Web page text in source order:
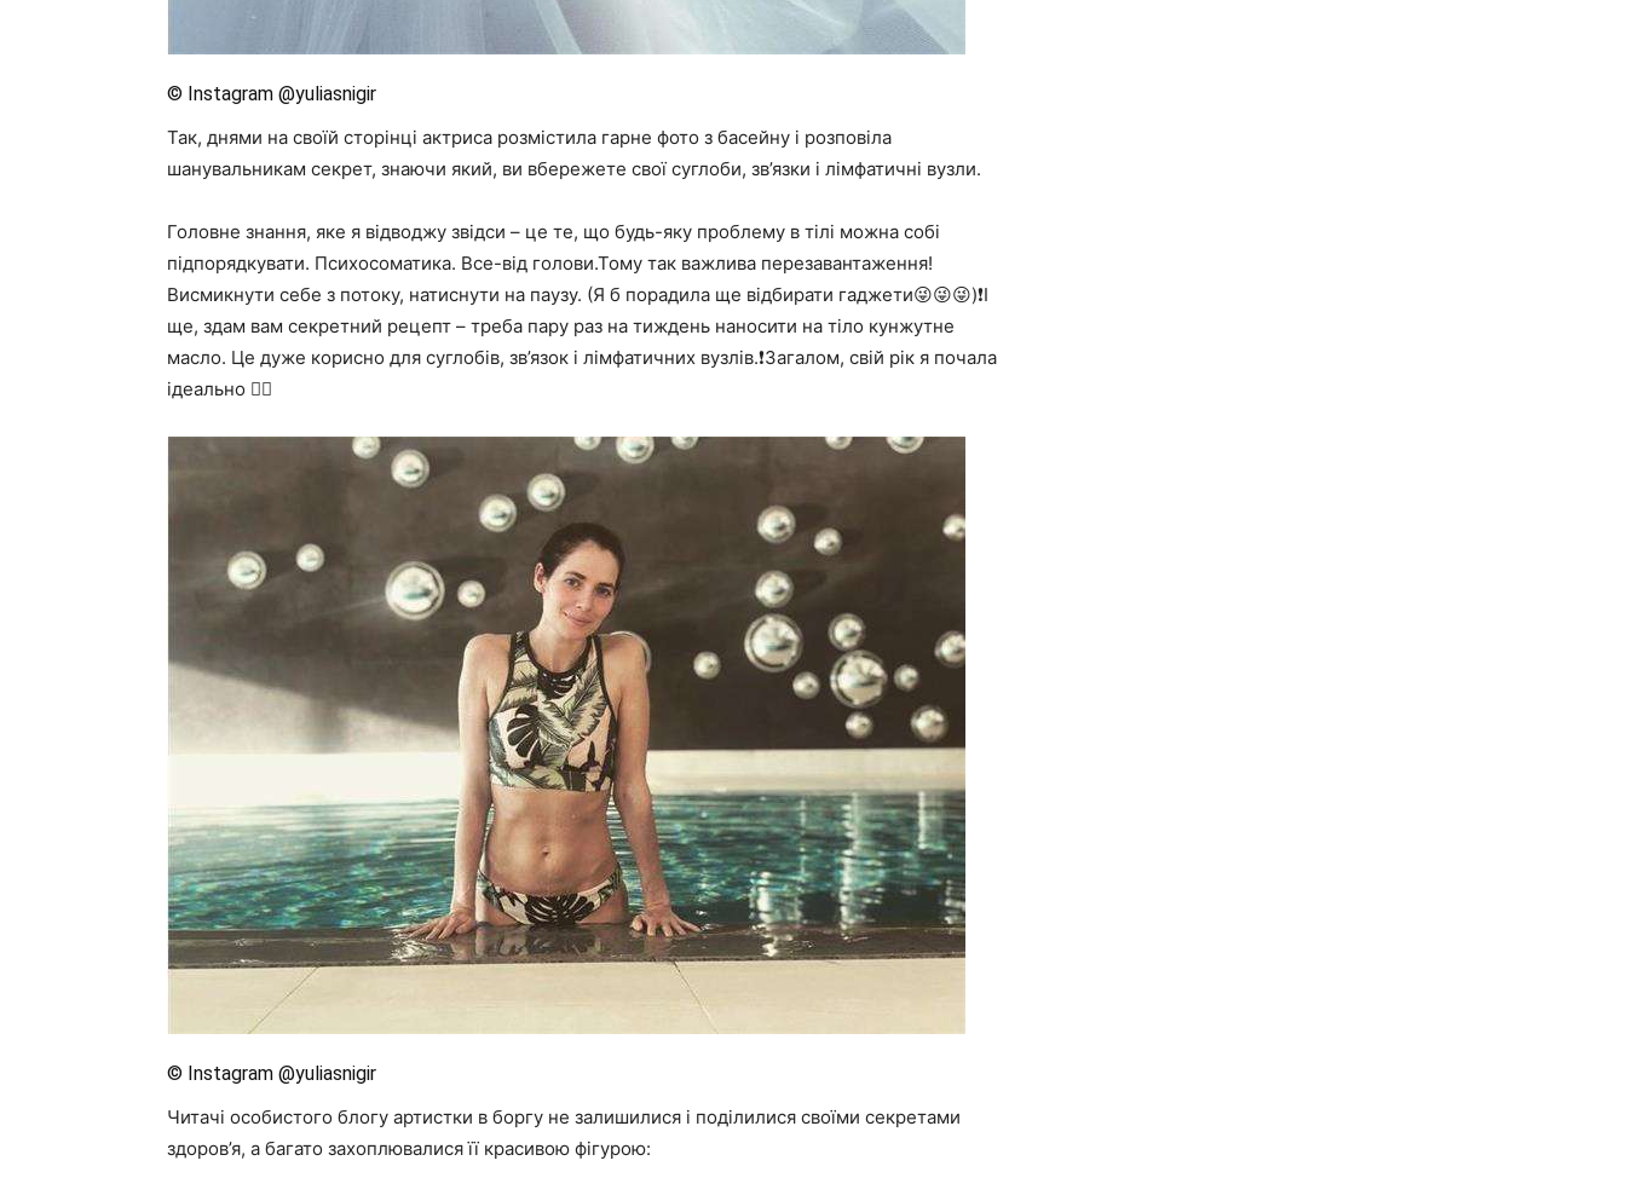
© Instagram @yuliasnigir
Так, днями на своїй сторінці актриса розмістила гарне фото з басейну і розповіла
шанувальникам секрет, знаючи який, ви вбережете свої суглоби, зв’язки і лімфатичні вузли.
Головне знання, яке я відводжу звідси – це те, що будь-яку проблему в тілі можна собі
підпорядкувати. Психосоматика. Все-від голови.Тому так важлива перезавантаження!
Висмикнути себе з потоку, натиснути на паузу. (Я б порадила ще відбирати гаджети😜😜😜)❗️І
ще, здам вам секретний рецепт – треба пару раз на тиждень наносити на тіло кунжутне
масло. Це дуже корисно для суглобів, зв’язок і лімфатичних вузлів.❗️Загалом, свій рік я почала
ідеально 👌🏻
© Instagram @yuliasnigir
Читачі особистого блогу артистки в боргу не залишилися і поділилися своїми секретами
здоров’я, а багато захоплювалися її красивою фігурою: